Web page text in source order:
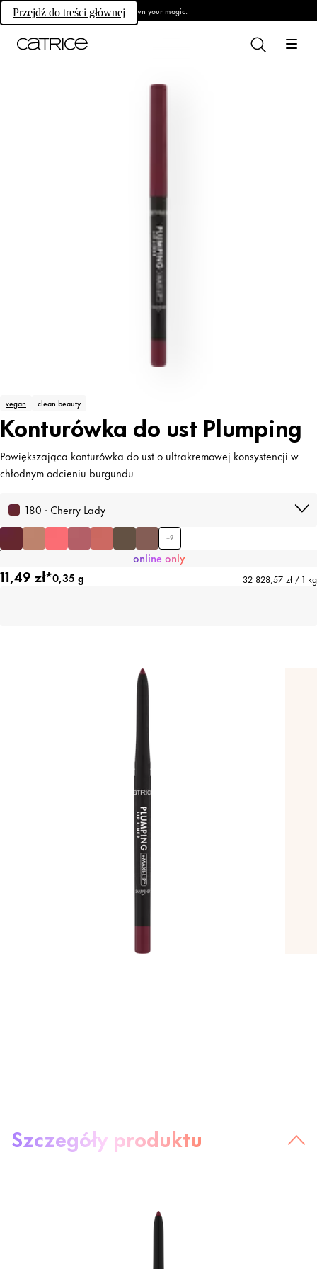
Przejdź do treści głównej Own your magic.
vegan clean beauty
Konturówka do ust Plumping
Powiększająca konturówka do ust o ultrakremowej konsystencji w
chłodnym odcieniu burgundu
180 · Cherry Lady
+9
online only
11,49 zł*0,35 g 32 828,57 zł / 1 kg
Szczegóły produktu